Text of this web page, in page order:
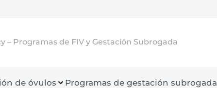
– Programas de FIV y Gestación Subrogada
de óvulos Programas de gestación subrogada